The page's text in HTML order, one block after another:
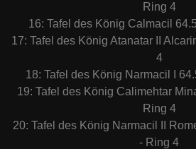
Ring 4
16: Tafel des König Calmacil
17: Tafel des König Atanatar II
4
18: Tafel des König Narmacil I
19: Tafel des König Calimehtar
Ring 4
20: Tafel des König Narmacil II
- Ring 4